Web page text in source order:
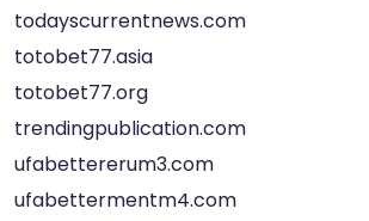
todayscurrentnews.com
totobet77.asia
totobet77.org
trendingpublication.com
ufabettererum3.com
ufabettermentm4.com